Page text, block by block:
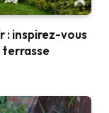
inspirez-vous
terrasse